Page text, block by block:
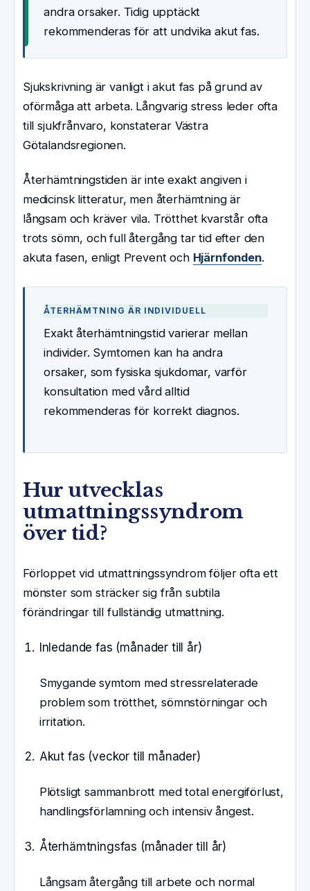
andra orsaker. Tidig upptäckt
rekommenderas för att undvika akut fas.
Sjukskrivning är vanligt i akut fas på grund av
oförmåga att arbeta. Långvarig stress leder ofta
till sjukfrånvaro, konstaterar Västra
Götalandsregionen.
Återhämtningstiden är inte exakt angiven i
medicinsk litteratur, men återhämtning är
långsam och kräver vila. Trötthet kvarstår ofta
trots sömn, och full återgång tar tid efter den
akuta fasen, enligt Prevent och Hjärnfonden.
ÅTERHÄMTNING ÄR INDIVIDUELL
Exakt återhämtningstid varierar mellan
individer. Symtomen kan ha andra
orsaker, som fysiska sjukdomar, varför
konsultation med vård alltid
rekommenderas för korrekt diagnos.
Hur utvecklas
utmattningssyndrom
över tid?
Förloppet vid utmattningssyndrom följer ofta ett
mönster som sträcker sig från subtila
förändringar till fullständig utmattning.
Inledande fas (månader till år)
Smygande symtom med stressrelaterade
problem som trötthet, sömnstörningar och
irritation.
Akut fas (veckor till månader)
Plötsligt sammanbrott med total energiförlust,
handlingsförlamning och intensiv ångest.
Återhämtningsfas (månader till år)
Långsam återgång till arbete och normal